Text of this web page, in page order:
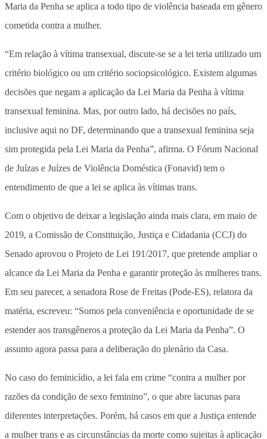
Maria da Penha se aplica a todo tipo de violência baseada em gênero
cometida contra a mulher.
“Em relação à vítima transexual, discute-se se a lei teria utilizado um
critério biológico ou um critério sociopsicológico. Existem algumas
decisões que negam a aplicação da Lei Maria da Penha à vítima
transexual feminina. Mas, por outro lado, há decisões no país,
inclusive aqui no DF, determinando que a transexual feminina seja
sim protegida pela Lei Maria da Penha”, afirma. O Fórum Nacional
de Juízas e Juízes de Violência Doméstica (Fonavid) tem o
entendimento de que a lei se aplica às vítimas trans.
Com o objetivo de deixar a legislação ainda mais clara, em maio de
2019, a Comissão de Constituição, Justiça e Cidadania (CCJ) do
Senado aprovou o Projeto de Lei 191/2017, que pretende ampliar o
alcance da Lei Maria da Penha e garantir proteção às mulheres trans.
Em seu parecer, a senadora Rose de Freitas (Pode-ES), relatora da
matéria, escreveu: “Somos pela conveniência e oportunidade de se
estender aos transgêneros a proteção da Lei Maria da Penha”. O
assunto agora passa para a deliberação do plenário da Casa.
No caso do feminicídio, a lei fala em crime “contra a mulher por
razões da condição de sexo feminino”, o que abre lacunas para
diferentes interpretações. Porém, há casos em que a Justiça entende
a mulher trans e as circunstâncias da morte como sujeitas à aplicação